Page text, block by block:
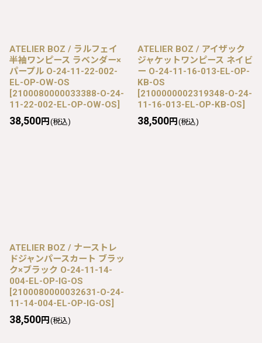
ATELIER BOZ / ラルフェイ
半袖ワンピース ラベンダー×
パープル O-24-11-22-002-
EL-OP-OW-OS
[2100080000033388-O-24-
11-22-002-EL-OP-OW-OS]
38,500円 (税込)
ATELIER BOZ / アイザック
ジャケットワンピース ネイビ
ー O-24-11-16-013-EL-OP-
KB-OS
[2100000002319348-O-24-
11-16-013-EL-OP-KB-OS]
38,500円 (税込)
ATELIER BOZ / ナーストレ
ドジャンパースカート ブラッ
ク×ブラック O-24-11-14-
004-EL-OP-IG-OS
[2100080000032631-O-24-
11-14-004-EL-OP-IG-OS]
38,500円 (税込)